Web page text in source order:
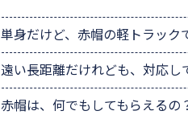
単身だけど、赤帽の軽トラック
遠い長距離だけれども、対応し
赤帽は、何でもしてもらえるの